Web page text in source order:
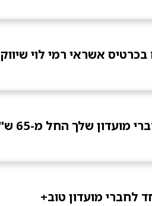
אשראי רמי לוי שיווק
מועדון שלך החל מ-65 ש"ח
לחברי מועדון טוב+